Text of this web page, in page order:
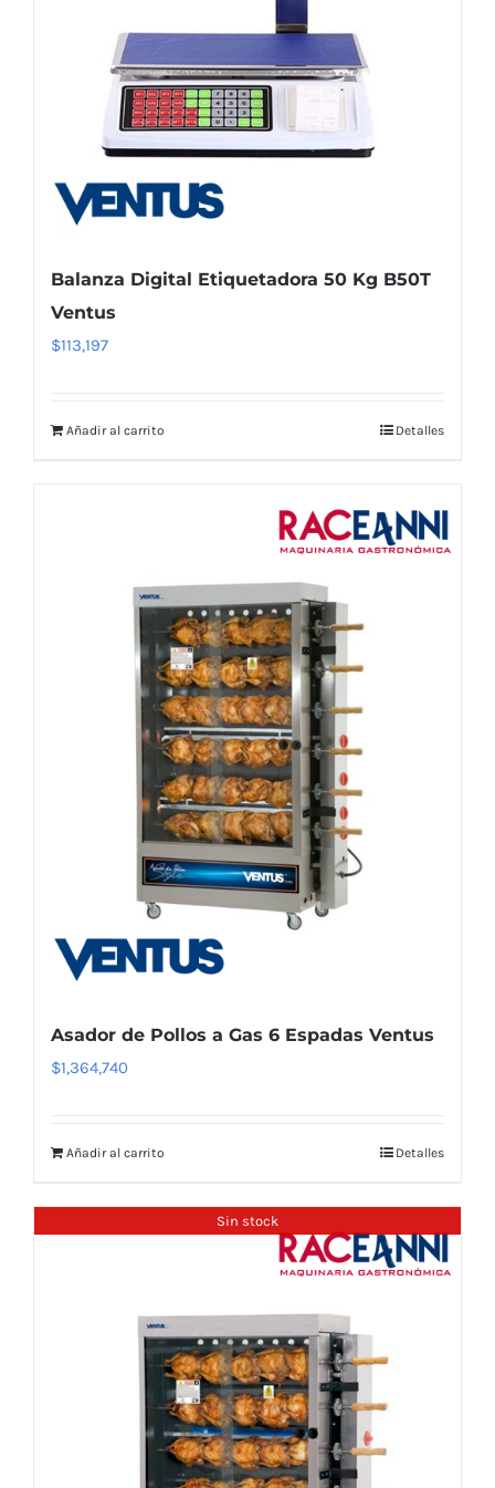
Balanza Digital Etiquetadora 50 Kg B50T
Ventus
$113,197
Añadir al carrito Detalles
Asador de Pollos a Gas 6 Espadas Ventus
$1,364,740
Añadir al carrito Detalles
Sin stock